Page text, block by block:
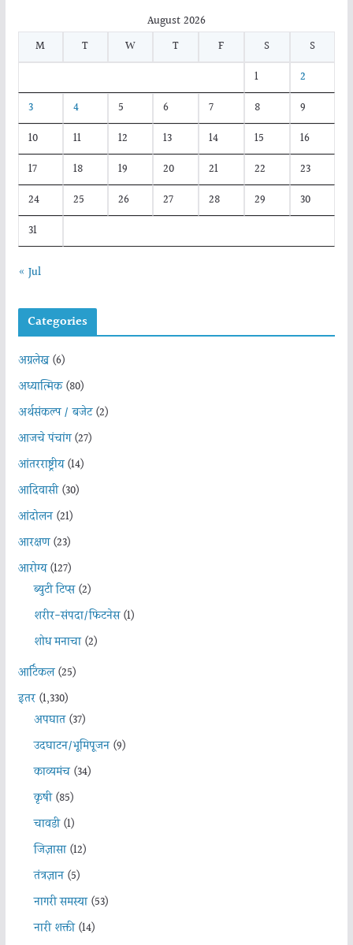
August 2026
M
T W T F S
S
1
2
3
4 5 6 7 8
9
10
11 12 13 14 15
16
17
18 19 20 21 22
23
24
25 26 27 28 29
30
31
« Jul
Categories
अग्रलेख(6)
अध्यात्मिक(80)
अर्थसंकल्प / बजेट(2)
आजचे पंचांग(27)
आंतरराष्ट्रीय(14)
आदिवासी(30)
आंदोलन(21)
आरक्षण(23)
आरोग्य(127)
ब्युटी टिप्स(2)
शरीर-संपदा/फिटनेस(1)
शोध मनाचा(2)
आर्टिकल(25)
इतर(1,330)
अपघात(37)
उदघाटन/भूमिपूजन(9)
काव्यमंच(34)
कृषी(85)
चावडी(1)
जिज्ञासा(12)
तंत्रज्ञान(5)
नागरी समस्या(53)
नारी शक्ती(14)